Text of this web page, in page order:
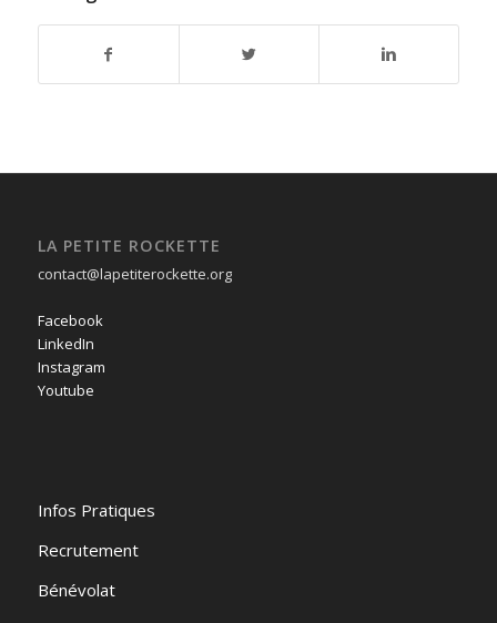
LA PETITE ROCKETTE
contact@lapetiterockette.org
Facebook
LinkedIn
Instagram
Youtube
Infos Pratiques
Recrutement
Bénévolat